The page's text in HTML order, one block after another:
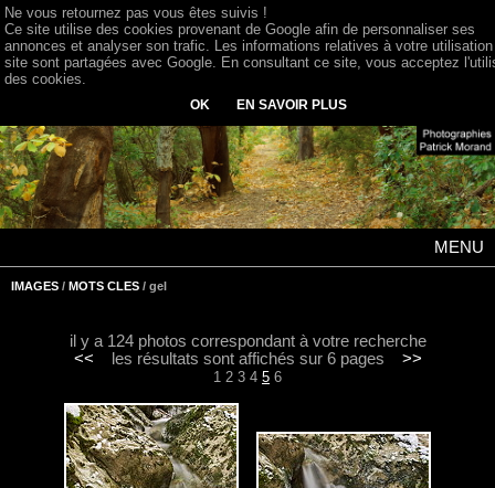
MENU
IMAGES / MOTS CLES / gel
il y a 124 photos correspondant à votre recherche
<< les résultats sont affichés sur 6 pages >>
1 2 3 4 5 6
Ne vous retournez pas vous êtes suivis !
Ce site utilise des cookies provenant de Google afin de personnaliser ses
annonces et analyser son trafic. Les informations relatives à votre
site sont partagées avec Google. En consultant ce site, vous acceptez
des cookies.
OK EN SAVOIR PLUS